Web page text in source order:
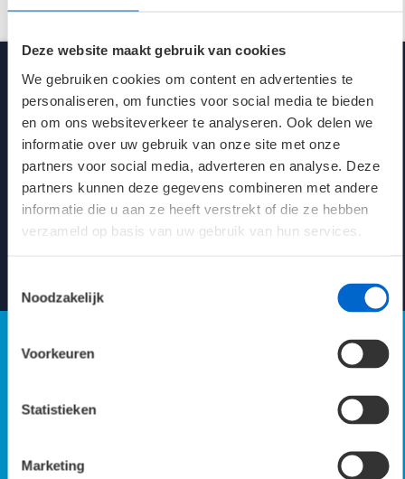
Deze website maakt gebruik van cookies
We gebruiken cookies om content en advertenties te
personaliseren, om functies voor social media te bieden
en om ons websiteverkeer te analyseren. Ook delen we
informatie over uw gebruik van onze site met onze
partners voor social media, adverteren en analyse. Deze
partners kunnen deze gegevens combineren met andere
informatie die u aan ze heeft verstrekt of die ze hebben
verzameld op basis van uw gebruik van hun services.
Noodzakelijk
Voorkeuren
Statistieken
Marketing
Spanning 230V AC/DC
Kleur Wit (RAL 9016)
597 x 597 x 132 mm
Klasse
Verblindingswaarde UGR
Kennisbank verlichting